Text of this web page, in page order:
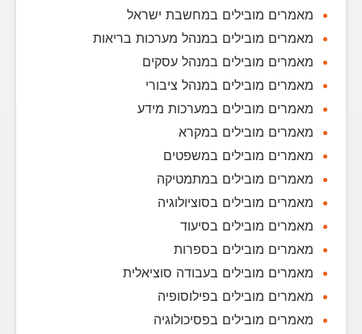
מאמרים מובילים במחשבת ישראל
מאמרים מובילים במנהל מערכות בריאות
מאמרים מובילים במנהל עסקים
מאמרים מובילים במנהל ציבורי
מאמרים מובילים במערכות מידע
מאמרים מובילים במקרא
מאמרים מובילים במשפטים
מאמרים מובילים במתמטיקה
מאמרים מובילים בסוציולוגיה
מאמרים מובילים בסיעוד
מאמרים מובילים בספרות
מאמרים מובילים בעבודה סוציאלית
מאמרים מובילים בפילוסופיה
מאמרים מובילים בפסיכולוגיה